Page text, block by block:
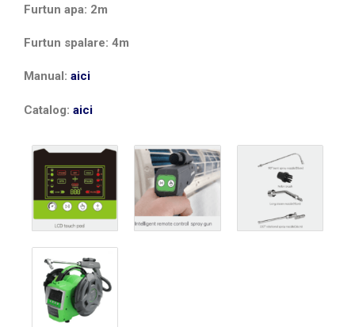
Furtun apa: 2m
Furtun spalare: 4m
Manual: aici
Catalog: aici